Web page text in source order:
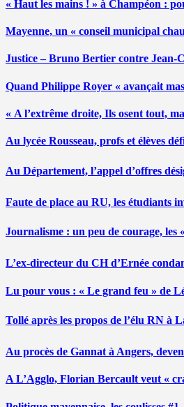
« Haut les mains ! » à Champéon :
Mayenne, un « conseil municipal
Justice – Bruno Bertier contre Jean-
Quand Philippe Royer « avançait
« A l’extrême droite, Ils osent tout,
Au lycée Rousseau, profs et élèves
Au Département, l’appel d’offres
Faute de place au RU, les étudiants
Journalisme : un peu de courage, les
L’ex-directeur du CH d’Ernée
Lu pour vous : « Le grand feu » de
Tollé après les propos de l’élu RN à
Au procès de Gannat à Angers,
A L’Agglo, Florian Bercault veut «